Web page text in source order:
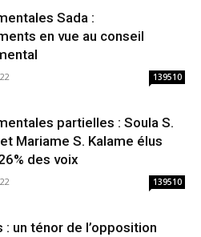
Sada :
en vue au conseil
139510
partielles : Soula S.
Mariame S. Kalame élus
des voix
139510
: un ténor de l’opposition